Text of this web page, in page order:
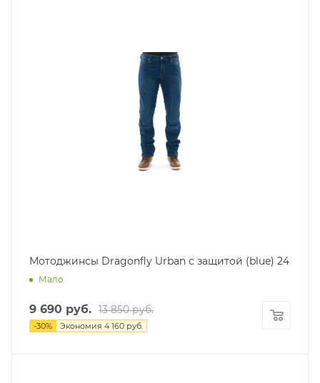
Мотоджинсы Dragonfly Urban с защитой (blue) 24
Мало
9 690 руб. 13 850руб.
-30% Экономия 4 160 руб.